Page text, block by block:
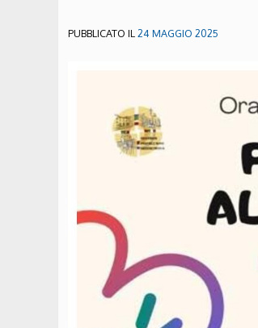
PUBBLICATO IL24 MAGGIO 2025